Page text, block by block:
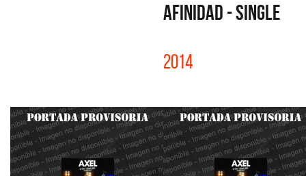
AFINIDAD - SINGLE
2014